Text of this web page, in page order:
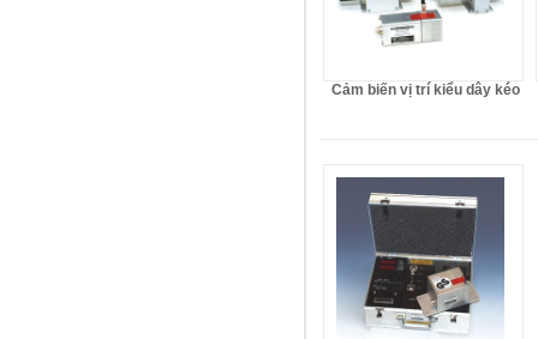
Cảm biến vị trí kiểu dây kéo